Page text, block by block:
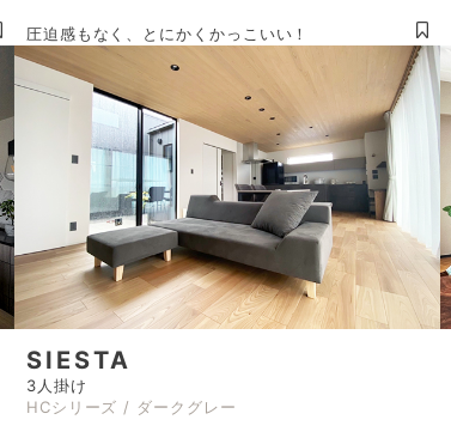
圧迫感もなく、とにかくかっこいい！
SIESTA
3人掛け
HCシリーズ / ダークグレー